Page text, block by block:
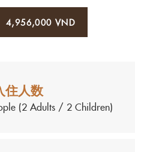
4,956,000 VND
住人数
(2 Adults / 2 Children)